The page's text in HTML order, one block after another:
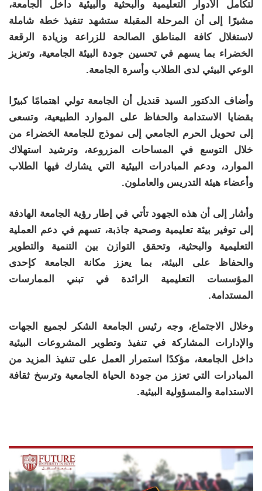
لتكامل الأدوار التعليمية والبحثية والبيئية داخل الجامعة،
مشيرًا إلى أن المرحلة المقبلة ستشهد تنفيذ خطة شاملة
لاستغلال كافة المناطق الصالحة للزراعة وزيادة الرقعة
الخضراء بما يسهم في تحسين جودة البيئة الجامعية، وتعزيز
الوعي البيئي لدى الطلاب وأسرة الجامعة.
وأضاف الدكتور السيد قنديل أن الجامعة تولي اهتمامًا كبيرًا
بقضايا الاستدامة والحفاظ على الموارد الطبيعية، وتسعى
إلى تحويل الحرم الجامعي إلى نموذج للجامعة الخضراء من
خلال التوسع في المساحات المزروعة، وترشيد استهلاك
الموارد، ودعم المبادرات البيئية التي يشارك فيها الطلاب
وأعضاء هيئة التدريس والعاملون.
وأشار إلى أن هذه الجهود تأتي في إطار رؤية الجامعة الهادفة
إلى توفير بيئة تعليمية وصحية جاذبة، تسهم في دعم العملية
التعليمية والبحثية، وتحقق التوازن بين التنمية والتطوير
والحفاظ على البيئة، بما يعزز مكانة الجامعة كإحدى
المؤسسات التعليمية الرائدة في تبني الممارسات
المستدامة.
وخلال الاجتماع، وجه رئيس الجامعة الشكر لجميع الجهات
والإدارات المشاركة في تنفيذ وتطوير المشروعات البيئية
داخل الجامعة، مؤكدًا استمرار العمل على تنفيذ المزيد من
المبادرات التي تعزز من جودة الحياة الجامعية وترسخ ثقافة
الاستدامة والمسؤولية البيئية.